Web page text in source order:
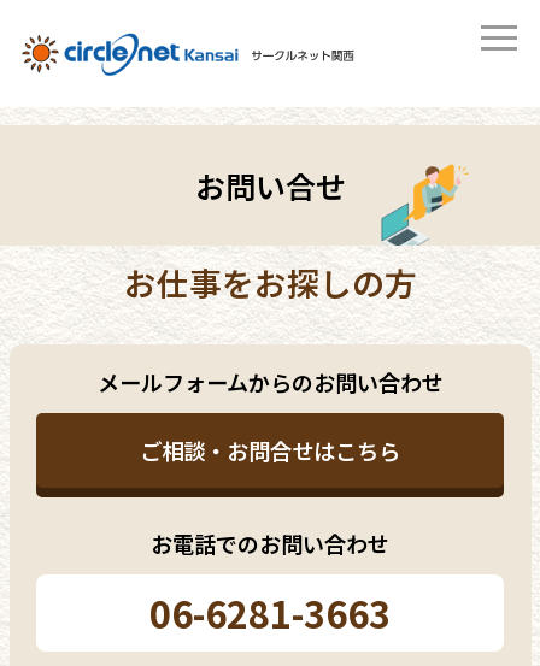
お問い合せ
お仕事をお探しの方
メールフォームからのお問い合わせ
ご相談・お問合せはこちら
お電話でのお問い合わせ
06-6281-3663